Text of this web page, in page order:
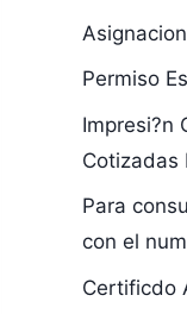
Permiso
Impresi?n
Cotizadas
Para
con el
Certificdo